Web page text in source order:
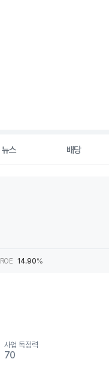
뉴스 배당
ROE 14.90%
사업 독점력
70